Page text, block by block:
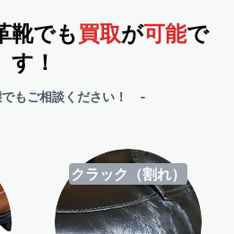
靴でも買取が可能で
す！
もご相談ください！ -
クラック（割れ）